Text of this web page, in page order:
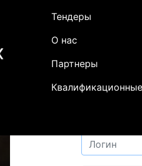
Тендеры
О нас
Партнеры